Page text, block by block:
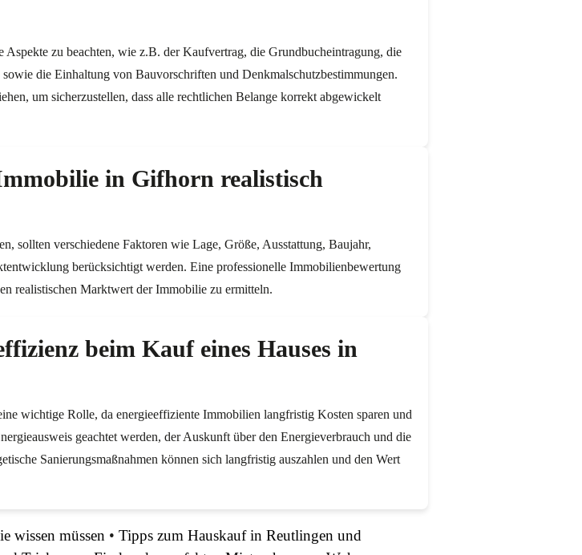
zu beachten, wie z.B. der Kaufvertrag, die Grundbucheintragung, die
die Einhaltung von Bauvorschriften und Denkmalschutzbestimmungen.
um sicherzustellen, dass alle rechtlichen Belange korrekt abgewickelt
in Gifhorn realistisch
sollten verschiedene Faktoren wie Lage, Größe, Ausstattung, Baujahr,
berücksichtigt werden. Eine professionelle Immobilienbewertung
realistischen Marktwert der Immobilie zu ermitteln.
beim Kauf eines Hauses in
wichtige Rolle, da energieeffiziente Immobilien langfristig Kosten sparen und
geachtet werden, der Auskunft über den Energieverbrauch und die
Sanierungsmaßnahmen können sich langfristig auszahlen und den Wert
wissen müssen • Tipps zum Hauskauf in Reutlingen und